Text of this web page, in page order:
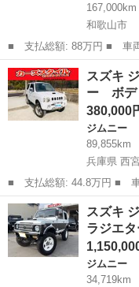
167,000km
和歌山市
■ 支払総額: 88万円 ■ 車両本体価格： 780,000 円 ■ メーカー
名： スズキ ■ 車種名：
ＣＣ 幌 レカロシート レ
チ ソフトトッ...
和歌山 和歌山市 ジム
スズキ
ー ボデ
380,000
ジムニー
89,855km
兵庫県 西
■ 支払総額: 44.8万円 ■ 車両本体価格： 380,000 円 ■ メーカー
名： スズキ ■ 車種名：
ボ 社外マフラー ボディ
Ｄ エアバック...
兵庫 西宮市 ジムニ
スズキ
ラジエ
ジムニー
34,719km